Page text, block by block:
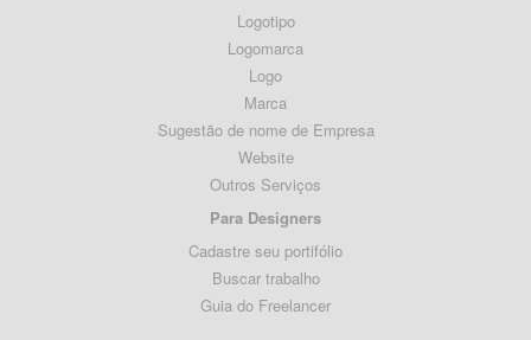
Logotipo
Logomarca
Logo
Marca
Sugestão de nome de Empresa
Website
Outros Serviços
Para Designers
Cadastre seu portifólio
Buscar trabalho
Guia do Freelancer